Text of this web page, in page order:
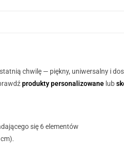
chwilę — piękny, uniwersalny i
produkty personalizowane lub
się 6 elementów